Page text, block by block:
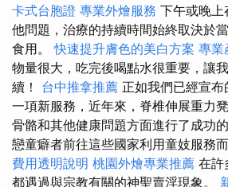
卡式台胞證 專業外燴服務 下午或晚上
他問題，治療的持續時間始終取決於
食用。快速提升膚色的美白方案 專業
物量很大，吃完後喝點水很重要，讓
續！ 台中推拿推薦 正如我們已經宣
一項新服務，近年來，脊椎伸展重力
骨骼和其他健康問題方面進行了成功
戀童癖者前往這些國家利用童妓服務
費用透明說明 桃園外燴專業推薦 在許
都遇過與宗教有關的神聖賣淫現象。